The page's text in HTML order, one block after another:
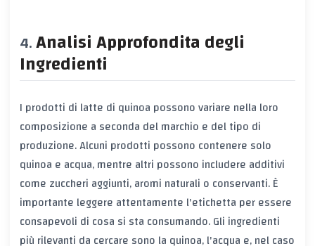
Analisi Approfondita degli
Ingredienti
I prodotti di latte di quinoa possono variare nella loro
composizione a seconda del marchio e del tipo di
produzione. Alcuni prodotti possono contenere solo
quinoa e acqua, mentre altri possono includere additivi
come zuccheri aggiunti, aromi naturali o conservanti. È
importante leggere attentamente l'etichetta per essere
consapevoli di cosa si sta consumando. Gli ingredienti
più rilevanti da cercare sono la quinoa, l'acqua e, nel caso